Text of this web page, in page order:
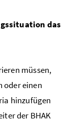
das
müssen,
oder einen
hinzufügen
der BHAK